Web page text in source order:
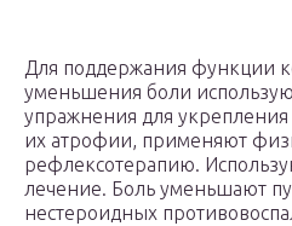
Для поддержания функции
уменьшения боли
упражнения для
их атрофии, применяют
рефлексотерапию.
лечение. Боль уменьшают
нестероидных